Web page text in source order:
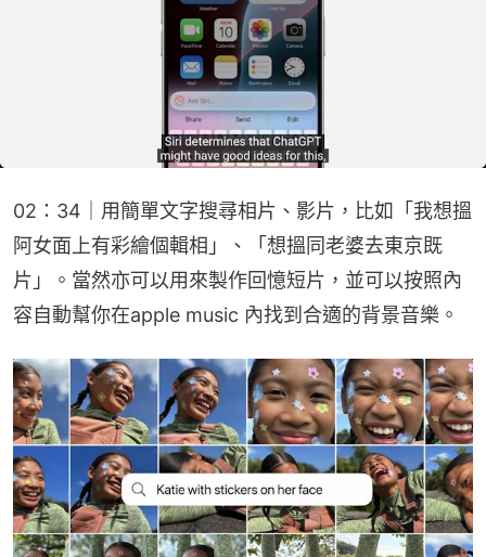
02：34｜用簡單文字搜尋相片、影片，比如「我想搵
阿女面上有彩繪個輯相」、「想搵同老婆去東京既
片」。當然亦可以用來製作回憶短片，並可以按照內
容自動幫你在apple music 內找到合適的背景音樂。